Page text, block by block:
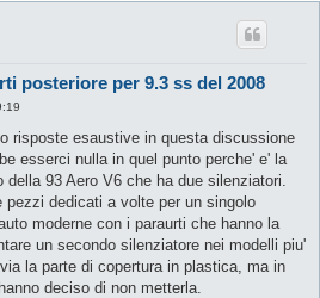
posteriore per 9.3 ss del 2008
risposte esaustive in questa discussione
esserci nulla in quel punto perche' e' la
93 Aero V6 che ha due silenziatori.
dedicati a volte per un singolo
moderne con i paraurti che hanno la
un secondo silenziatore nei modelli piu'
la parte di copertura in plastica, ma in
deciso di non metterla.